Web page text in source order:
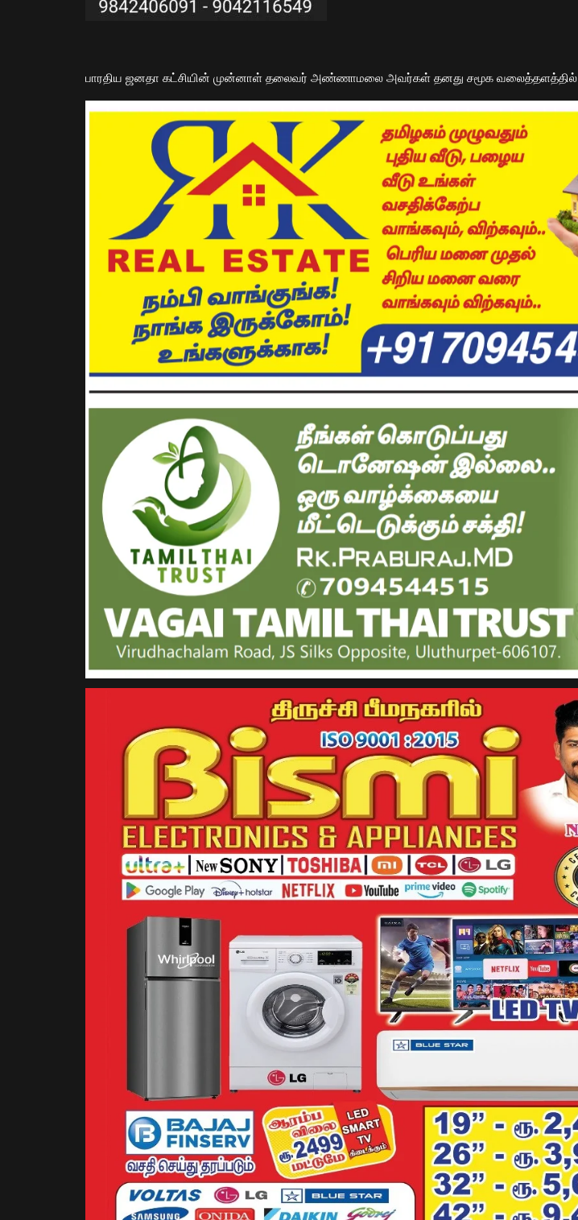
பாரதிய ஜனதா கட்சியின் முன்னாள் தலைவர் அண்ணாமலை அவர்கள் தனது சமூக வலைத்தளத்தில்